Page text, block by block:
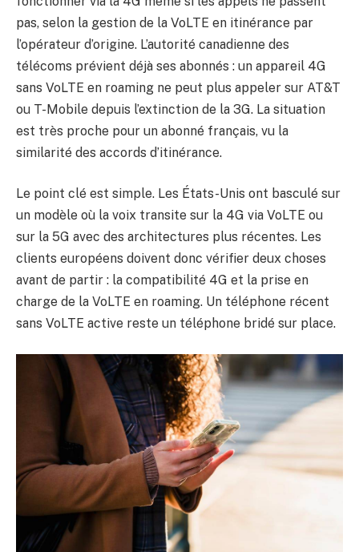
pas, selon la gestion de la VoLTE en itinérance par
l’opérateur d’origine. L’autorité canadienne des
télécoms prévient déjà ses abonnés : un appareil 4G
sans VoLTE en roaming ne peut plus appeler sur AT&T
ou T-Mobile depuis l’extinction de la 3G. La situation
est très proche pour un abonné français, vu la
similarité des accords d’itinérance.
Le point clé est simple. Les États-Unis ont basculé sur
un modèle où la voix transite sur la 4G via VoLTE ou
sur la 5G avec des architectures plus récentes. Les
clients européens doivent donc vérifier deux choses
avant de partir : la compatibilité 4G et la prise en
charge de la VoLTE en roaming. Un téléphone récent
sans VoLTE active reste un téléphone bridé sur place.